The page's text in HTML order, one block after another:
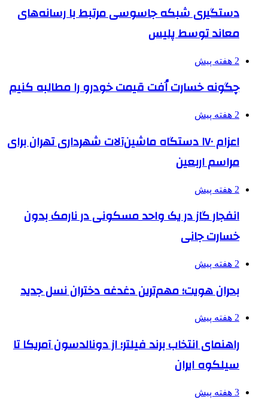
دستگیری شبکه جاسوسی مرتبط با رسانه‌های
معاند توسط پلیس
2 هفته پیش
چگونه خسارت اُفت قیمت خودرو را مطالبه کنیم
2 هفته پیش
اعزام ۱۷۰ دستگاه ماشین‌آلات شهرداری تهران برای
مراسم اربعین
2 هفته پیش
انفجار گاز در یک واحد مسکونی در نارمک بدون
خسارت جانی
2 هفته پیش
بحران هویت؛ مهم‌ترین دغدغه دختران نسل جدید
2 هفته پیش
راهنمای انتخاب برند فیلتر؛ از دونالدسون آمریکا تا
سیلکوه ایران
3 هفته پیش